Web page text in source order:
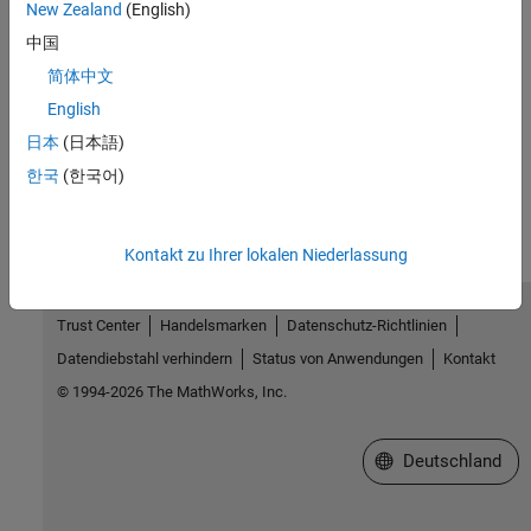
Troubleshooting in Simulink Desktop Real-Time
Troubleshoot problems that you encounter while using the
Simulink Desktop Real-Time
New Zealand (English)
中国
简体中文
English
日本 (日本語)
한국 (한국어)
Kontakt zu Ihrer lokalen Niederlassung
Trust Center Handelsmarken
Datenschutz-Richtlinien
Datendiebstahl verhindern
Status von Anwendungen
Kontakt
© 1994-2026 The MathWorks, Inc.
Website auswählen
Deutschland